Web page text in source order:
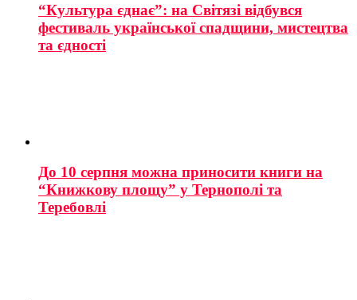
“Культура єднає”: на Світязі відбувся
фестиваль української спадщини, мистецтва
та єдності
До 10 серпня можна приносити книги на
“Книжкову площу” у Тернополі та
Теребовлі